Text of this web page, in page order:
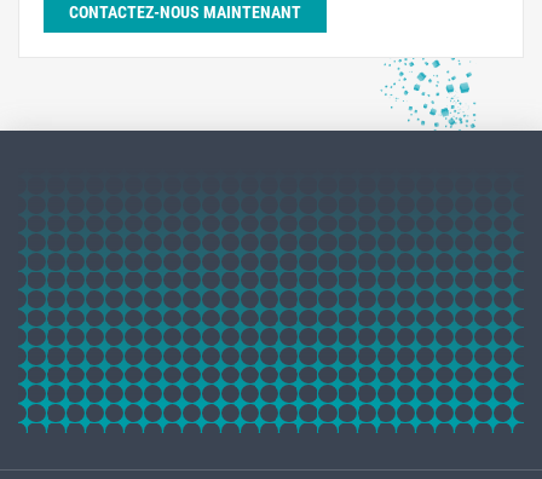
CONTACTEZ-NOUS MAINTENANT